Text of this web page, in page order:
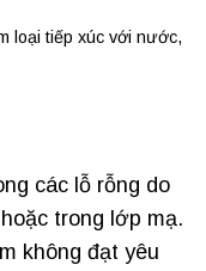
loại tiếp xúc với nước,
các lỗ rỗng do
trong lớp mạ.
không đạt yêu